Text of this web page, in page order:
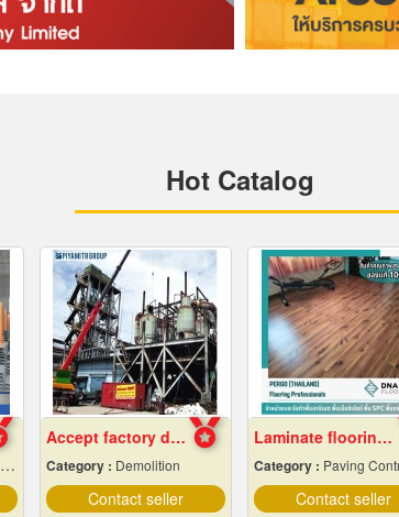
Hot Catalog
Accept factory demolition
Category : Demolition
Contact seller
Laminate flooring Bangkok
Category : Paving
Contact seller